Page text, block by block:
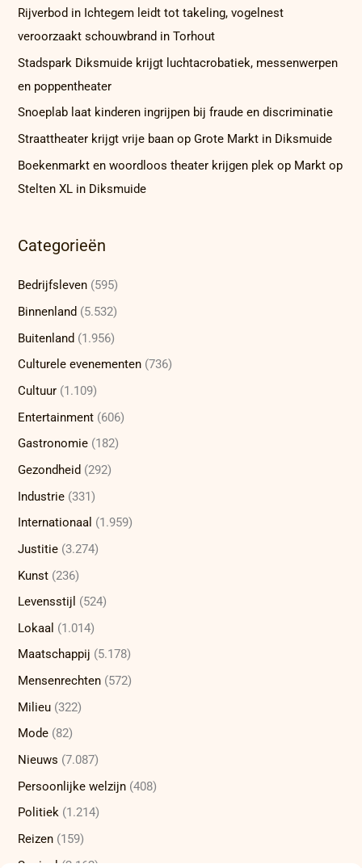
Rijverbod in Ichtegem leidt tot takeling, vogelnest
veroorzaakt schouwbrand in Torhout
Stadspark Diksmuide krijgt luchtacrobatiek, messenwerpen
en poppentheater
Snoeplab laat kinderen ingrijpen bij fraude en discriminatie
Straattheater krijgt vrije baan op Grote Markt in Diksmuide
Boekenmarkt en woordloos theater krijgen plek op Markt op
Stelten XL in Diksmuide
Categorieën
Bedrijfsleven (595)
Binnenland (5.532)
Buitenland (1.956)
Culturele evenementen (736)
Cultuur (1.109)
Entertainment (606)
Gastronomie (182)
Gezondheid (292)
Industrie (331)
Internationaal (1.959)
Justitie (3.274)
Kunst (236)
Levensstijl (524)
Lokaal (1.014)
Maatschappij (5.178)
Mensenrechten (572)
Milieu (322)
Mode (82)
Nieuws (7.087)
Persoonlijke welzijn (408)
Politiek (1.214)
Reizen (159)